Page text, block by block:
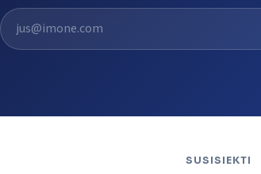
El. pašto adresas
SUSISIEKTI